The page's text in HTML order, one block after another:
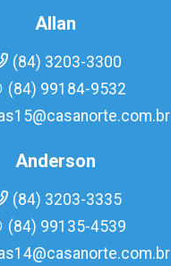
Allan
(84) 3203-3300
(84) 99184-9532
Anderson
(84) 3203-3335
(84) 99135-4539